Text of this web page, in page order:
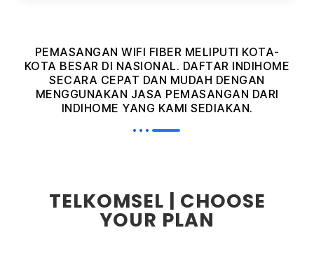
PEMASANGAN WIFI FIBER MELIPUTI KOTA-
KOTA BESAR DI NASIONAL. DAFTAR INDIHOME
SECARA CEPAT DAN MUDAH DENGAN
MENGGUNAKAN JASA PEMASANGAN DARI
INDIHOME YANG KAMI SEDIAKAN.
TELKOMSEL | CHOOSE
YOUR PLAN